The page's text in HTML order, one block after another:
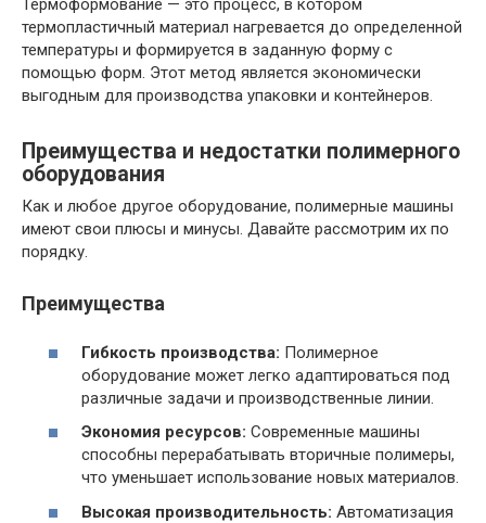
Термоформование — это процесс, в котором
термопластичный материал нагревается до определенной
температуры и формируется в заданную форму с
помощью форм. Этот метод является экономически
выгодным для производства упаковки и контейнеров.
Преимущества и недостатки полимерного
оборудования
Как и любое другое оборудование, полимерные машины
имеют свои плюсы и минусы. Давайте рассмотрим их по
порядку.
Преимущества
Гибкость производства: Полимерное
оборудование может легко адаптироваться под
различные задачи и производственные линии.
Экономия ресурсов: Современные машины
способны перерабатывать вторичные полимеры,
что уменьшает использование новых материалов.
Высокая производительность: Автоматизация